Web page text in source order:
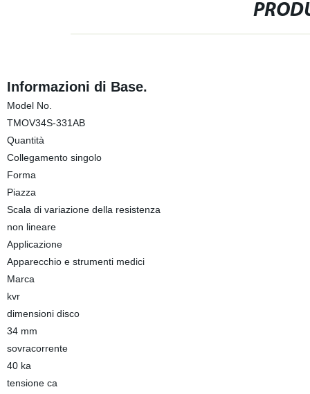
Informazioni di Base.
Model No.
TMOV34S-331AB
Quantità
Collegamento singolo
Forma
Piazza
Scala di variazione della resistenza
non lineare
Applicazione
Apparecchio e strumenti medici
Marca
kvr
dimensioni disco
34 mm
sovracorrente
40 ka
tensione ca